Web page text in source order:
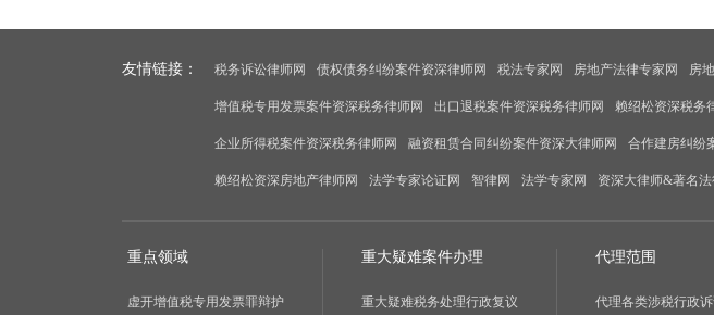
友情链接： 税务诉讼律师网 债权债务纠纷案件资深律师网 税法专家网 房地产法律专家网 房
增值税专用发票案件资深税务律师网 出口退税案件资深税务律师网 赖绍松资深税务
企业所得税案件资深税务律师网 融资租赁合同纠纷案件资深大律师网 合作建房纠纷
赖绍松资深房地产律师网 法学专家论证网 智律网 法学专家网 资深大律师&著名法
重点领域
虚开增值税专用发票罪辩护
重大疑难案件办理
重大疑难税务处理行政复议
代理范围
代理各类涉税行政